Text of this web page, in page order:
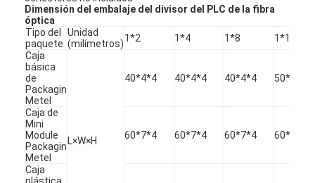
Habla Ahora.
MPO MTP
WDM MUX DEMUX
divisor del plc de la fibra óptica
cable de fribra óptica
Dimensión del embalaje del divisor del PLC de la fibra
óptica
Tipo del
paquete
Unidad
(milímetros)1*2 1*4 1*8
1*16
Caja
básica
de
Packagin
Metel
L×W×H
40*4*4 40*4*4 40*4*4 50*7*4
Caja de
Mini
Module
Packagin
Metel
60*7*4 60*7*4 60*7*4 60*12*4
Caja